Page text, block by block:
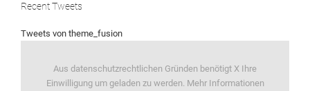
Recent Tweets
Tweets von theme_fusion
Aus datenschutzrechtlichen Gründen benötigt X Ihre
Einwilligung um geladen zu werden. Mehr Informationen